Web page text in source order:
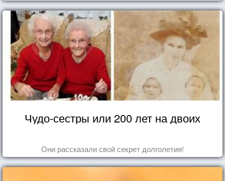
Чудо-сестры или 200 лет на двоих
Они рассказали свой секрет долголетия!